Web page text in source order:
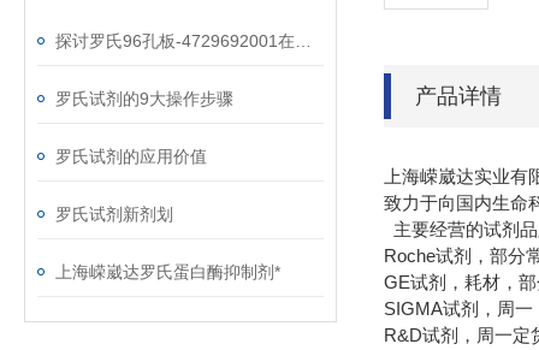
罗氏试剂的9大操作步骤
罗氏试剂的应用价值
罗氏试剂新剂划
上海嵘崴达罗氏蛋白酶抑制剂*
产品详情
上海嵘崴达实业
致力于向国内生命
主要经营的试剂
Roche试剂，部分
GE试剂，耗材，
SIGMA试剂，周
R&D试剂，周一定